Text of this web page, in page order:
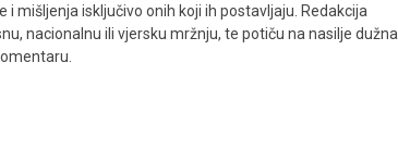
mišljenja isključivo onih koji ih postavljaju. Redakcija
nacionalnu ili vjersku mržnju, te potiču na nasilje dužna